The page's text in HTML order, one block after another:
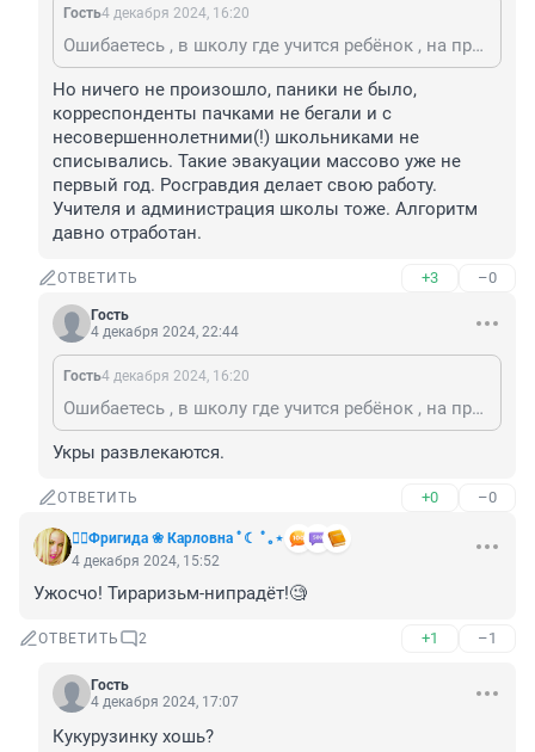
Гость4 декабря 2024, 16:20
Ошибаетесь , в школу где учится ребёнок , на прошлой недели два раза Звонили . Говорили о теракте Приезжали Росгвардия , собаки Номера левые не Россия .
Но ничего не произошло, паники не было,
корреспонденты пачками не бегали и с
несовершеннолетними(!) школьниками не
списывались. Такие эвакуации массово уже не
первый год. Росгравдия делает свою работу.
Учителя и администрация школы тоже. Алгоритм
давно отработан.
ОТВЕТИТЬ +3 –0
Гость
4 декабря 2024, 22:44
Гость4 декабря 2024, 16:20
Ошибаетесь , в школу где учится ребёнок , на прошлой недели два раза Звонили . Говорили о теракте Приезжали Росгвардия , собаки Номера левые не Россия .
Укры развлекаются.
ОТВЕТИТЬ +0 –0
❤️‍🔥Фригида ❀ Карловна ﾟ☾ ﾟ｡⋆
4 декабря 2024, 15:52
Ужосчо! Тираризьм-нипрадёт!🧐
ОТВЕТИТЬ 2 +1 –1
Гость
4 декабря 2024, 17:07
Кукурузинку хошь?